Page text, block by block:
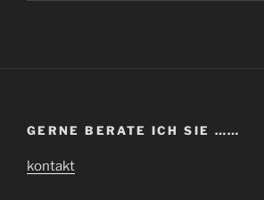
GERNE BERATE ICH SIE ……
kontakt